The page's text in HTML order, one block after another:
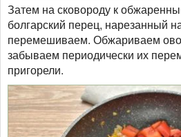
Затем на сковороду к
болгарский перец, нарезанный
перемешиваем. Обжариваем
забываем периодически их
пригорели.